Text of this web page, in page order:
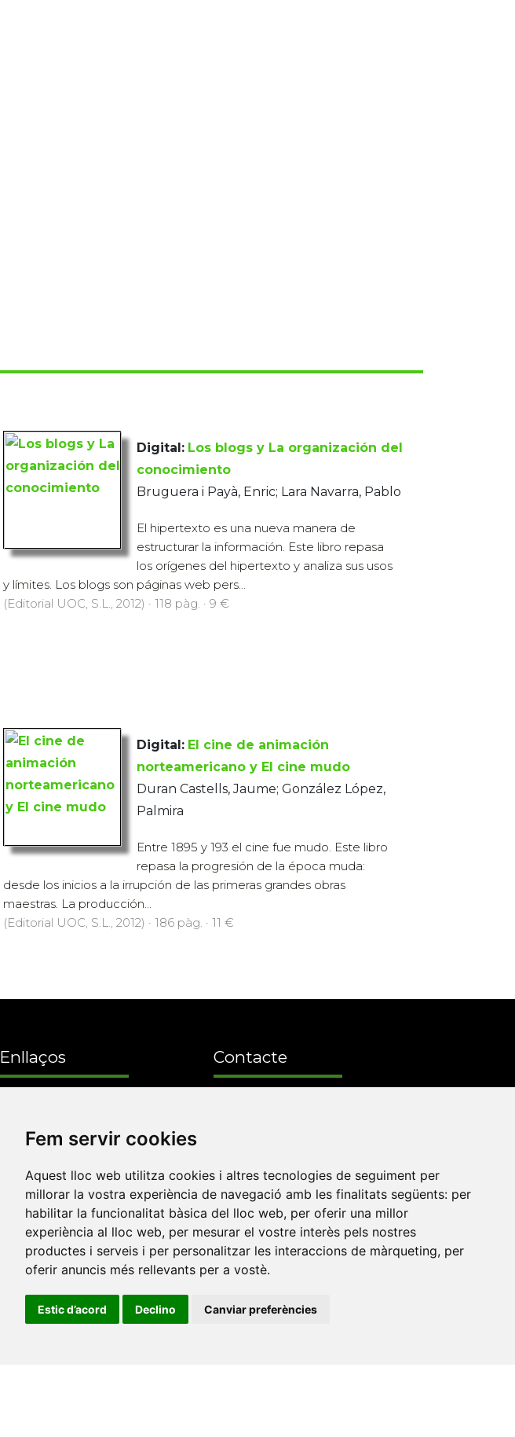
Fem servir cookies
Aquest lloc web utilitza cookies i altres tecnologies de seguiment per
millorar la vostra experiència de navegació amb les finalitats següents: per
habilitar la funcionalitat bàsica del lloc web, per oferir una millor
experiència al lloc web, per mesurar el vostre interès pels nostres
productes i serveis i per personalitzar les interaccions de màrqueting, per
oferir anuncis més rellevants per a vostè.
Estic d’acord Declino Canviar preferències
Digital: Los blogs y La organización del
conocimiento
Bruguera i Payà, Enric; Lara Navarra, Pablo
El hipertexto es una nueva manera de
estructurar la información. Este libro repasa
los orígenes del hipertexto y analiza sus usos
y límites. Los blogs son páginas web pers...
(Editorial UOC, S.L., 2012) · 118 pàg. · 9 €
Digital: El cine de animación
norteamericano y El cine mudo
Duran Castells, Jaume; González López,
Palmira
Entre 1895 y 193 el cine fue mudo. Este libro
repasa la progresión de la época muda:
desde los inicios a la irrupción de las primeras grandes obras
maestras. La producción...
(Editorial UOC, S.L., 2012) · 186 pàg. · 11 €
Enllaços
publicacions
Editorials universitàries a
Twitter
Contacte
Av. de Vicent Sos Baynat, s/n
12071 Castelló de la Plana
e-buc@vives.org
+34 964 72 89 93
Amb el suport